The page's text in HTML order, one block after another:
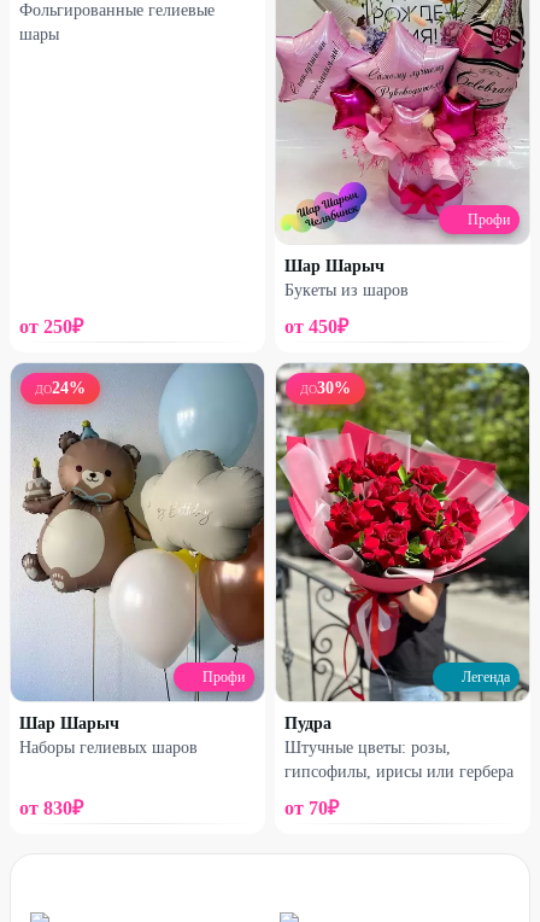
Коробка с шарами
Набор «Майнкрафт»
1440 ₽2990₽
Набор «Майнкрафт №2»
2080 4200
Легенда
Стеклянный шар-гигант с
индивидуальной надписью
1690₽3400₽
50%
Легенда
50%
Легенда
Фольгированные гелиевые
шары
от 250₽
Профи
Шар Шарыч
Букеты из шаров
от 450₽
ДО24%
Профи
Шар Шарыч
Наборы гелиевых шаров
от 830₽
ДО30%
Легенда
Пудра
Штучные цветы: розы,
гипсофилы, ирисы или гербера
от 70₽